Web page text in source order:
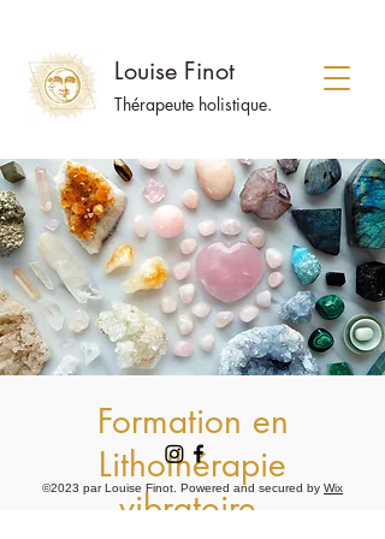
Louise Finot
Thérapeute holistique.
Formation en
Lithothérapie
vibratoire.
©2023 par Louise Finot. Powered and secured by Wix